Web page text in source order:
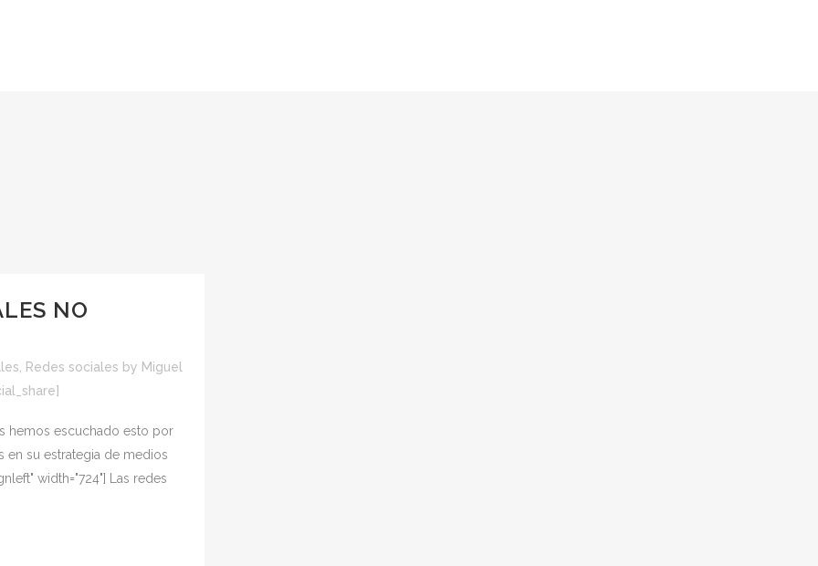
NO
Redes sociales by Miguel
hemos escuchado esto por
en su estrategia de medios
width="724"] Las redes